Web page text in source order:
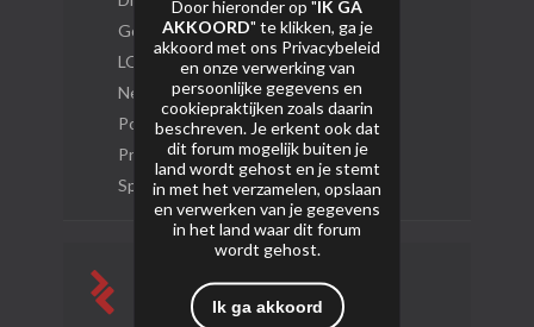
Gold Star Line
LOUD Collection
New Style Collection
Polska Fireworks
Profi Xclusive
Specials
Door hieronder op "IK GA
AKKOORD" te klikken, ga je
akkoord met ons Privacybeleid
en onze verwerking van
persoonlijke gegevens en
cookiepraktijken zoals daarin
beschreven. Je erkent ook dat
dit forum mogelijk buiten je
land wordt gehost en je stemt
in met het verzamelen, opslaan
en verwerken van je gegevens
in het land waar dit forum
wordt gehost.
Ik ga akkoord